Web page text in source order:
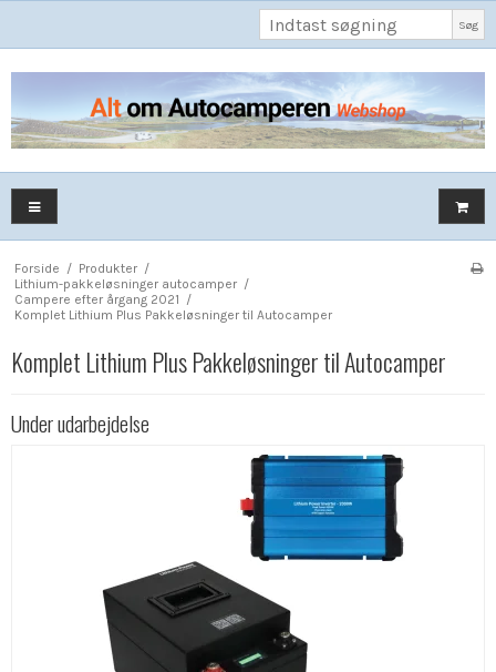
Søg
Forside / Produkter /
Lithium-pakkeløsninger autocamper /
Campere efter årgang 2021 /
Komplet Lithium Plus Pakkeløsninger til Autocamper
Komplet Lithium Plus Pakkeløsninger til Autocamper
Under udarbejdelse